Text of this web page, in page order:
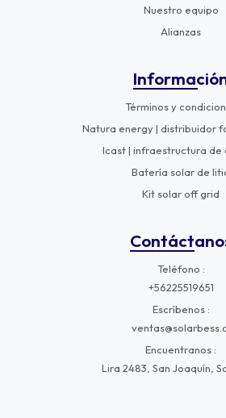
Nuestro equipo
Alianzas
Términos y
Natura energy | distribuidor
Icast | infraestructura de
Batería solar de
Kit solar off grid
Teléfono
+56225519651
Escríbenos
Encuentranos
Lira 2483, San Joaquín,